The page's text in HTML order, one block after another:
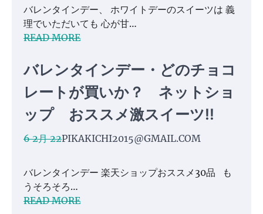
バレンタインデー、 ホワイトデーのスイーツは 義
理でいただいても 心が甘…
READ MORE
バレンタインデー・どのチョコ
レートが買いか？ ネットショ
ップ おススメ激スイーツ!!
6 2月 22PIKAKICHI2015@GMAIL.COM
バレンタインデー 楽天ショップおススメ30品 も
うそろそろ…
READ MORE